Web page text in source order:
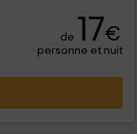
de 17€
personne et nuit